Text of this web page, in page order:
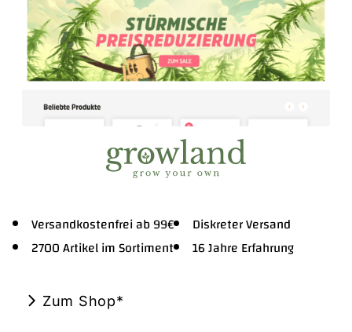
Versandkostenfrei ab 99€
Diskreter Versand
2700 Artikel im Sortiment
16 Jahre Erfahrung
Zum Shop*